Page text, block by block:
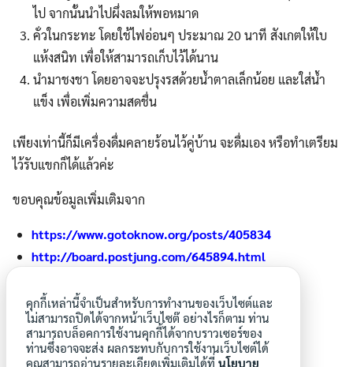
ไป จากนั้นนำไปผึ่งลมให้พอหมาด
คั่วในกระทะ โดยใช้ไฟอ่อนๆ ประมาณ 20 นาที สังเกตให้ใบ
แห้งสนิท เพื่อให้สามารถเก็บไว้ได้นาน
นำมาชงชา โดยอาจจะปรุงรสด้วยน้ำตาลเล็กน้อย และใส่น้ำ
แข็ง เพื่อเพิ่มความสดชื่น
เพียงเท่านี้ก็มีเครื่องดื่มคลายร้อนไว้คู่บ้าน จะดื่มเอง หรือทำเตรียม
ไว้รับแขกก็ได้แล้วค่ะ
ขอบคุณข้อมูลเพิ่มเติมจาก
https://www.gotoknow.org/posts/405834
http://board.postjung.com/645894.html
ขอบคุณรูปจากซุ้มต้นหม่อนจาก
http://www.bansuanporpeang.com/node/25831
คุกกี้เหล่านี้จำเป็นสำหรับการทำงานของเว็บไซต์และ
ไม่สามารถปิดได้จากหน้าเว็บไซต๊ อย่างไรก็ตาม ท่าน
สามารถบล็อคการใช้งานคุกกี้ได้จากบราวเซอร์ของ
ท่านซึ่งอาจจะส่ง ผลกระทบกับการใช้งานเว็บไซต์ได้
คุณสามารถอ่านรายละเอียดเพิ่มเติมได้ที่ นโยบาย